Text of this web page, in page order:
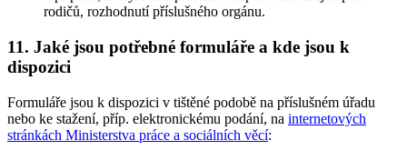
rodičů, rozhodnutí příslušného orgánu.
11. Jaké jsou potřebné formuláře a kde jsou k
dispozici
Formuláře jsou k dispozici v tištěné podobě na příslušném úřadu
nebo ke stažení, příp. elektronickému podání, na internetových
stránkách Ministerstva práce a sociálních věcí: